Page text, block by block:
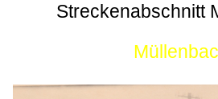
Streckenabschnitt